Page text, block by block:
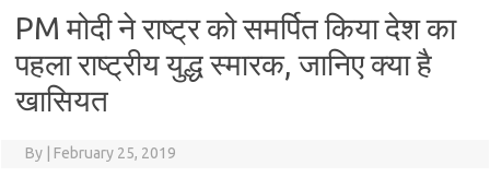
PM मोदी ने राष्ट्र को समर्पित किया देश का
पहला राष्ट्रीय युद्ध स्मारक, जानिए क्या है
खासियत
By February 25, 2019